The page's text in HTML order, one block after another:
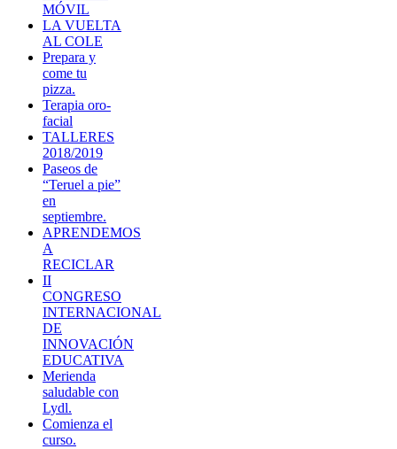
MÓVIL
LA VUELTA
AL COLE
Prepara y
come tu
pizza.
Terapia oro-
facial
TALLERES
2018/2019
Paseos de
“Teruel a pie”
en
septiembre.
APRENDEMOS
A
RECICLAR
II
CONGRESO
INTERNACIONAL
DE
INNOVACIÓN
EDUCATIVA
Merienda
saludable con
Lydl.
Comienza el
curso.